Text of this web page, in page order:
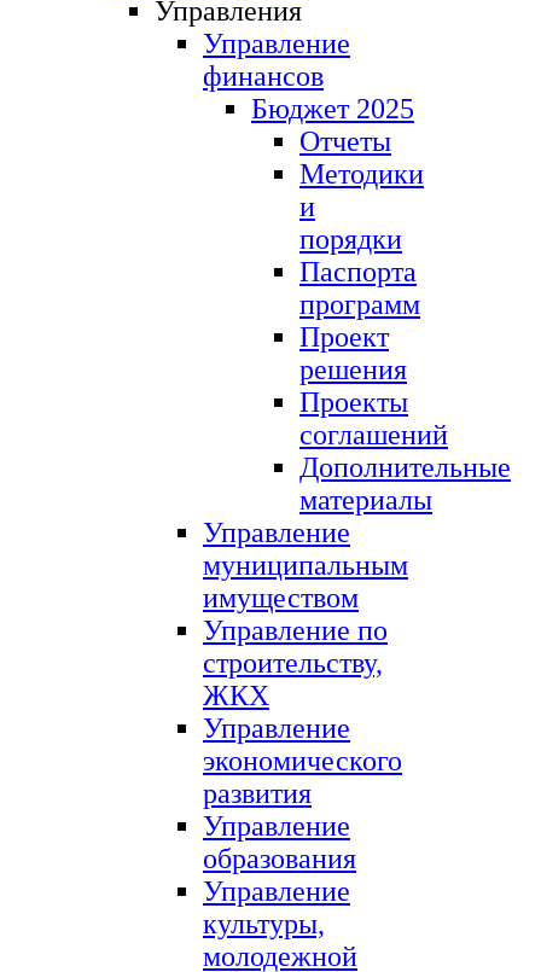
Управления
Управление
финансов
Бюджет 2025
Отчеты
Методики
и
порядки
Паспорта
программ
Проект
решения
Проекты
соглашений
Дополнительные
материалы
Управление
муниципальным
имуществом
Управление по
строительству,
ЖКХ
Управление
экономического
развития
Управление
образования
Управление
культуры,
молодежной